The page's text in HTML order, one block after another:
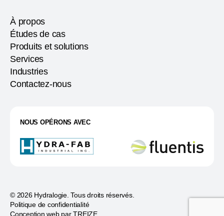
À propos
Études de cas
Produits et solutions
Services
Industries
Contactez-nous
NOUS OPÉRONS AVEC
© 2026 Hydralogie. Tous droits réservés.
Politique de confidentialité
Conception web parTREIZE